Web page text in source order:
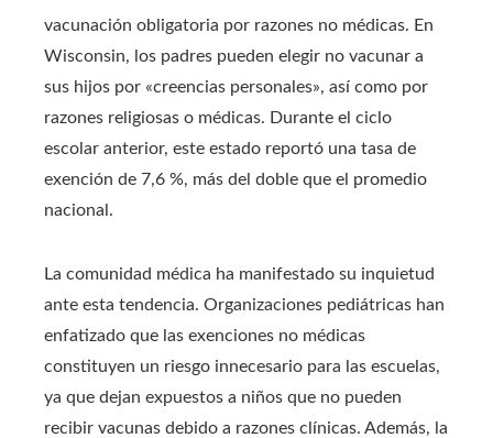
vacunación obligatoria por razones no médicas. En
Wisconsin, los padres pueden elegir no vacunar a
sus hijos por «creencias personales», así como por
razones religiosas o médicas. Durante el ciclo
escolar anterior, este estado reportó una tasa de
exención de 7,6 %, más del doble que el promedio
nacional.
La comunidad médica ha manifestado su inquietud
ante esta tendencia. Organizaciones pediátricas han
enfatizado que las exenciones no médicas
constituyen un riesgo innecesario para las escuelas,
ya que dejan expuestos a niños que no pueden
recibir vacunas debido a razones clínicas. Además, la